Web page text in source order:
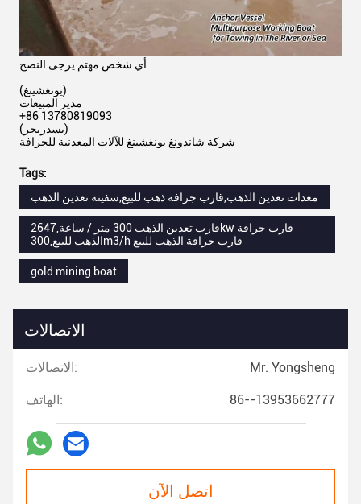
أي شخص مهتم يرجى النصح
(يونغشينغ)
مدير المبيعات
+86 13780819093
(يسدريجر)
شركة شاندونغ يونغشينغ للآلات المعدنية للجرافة
Tags:
معدات تعدين الذهب,قارب جرافة ذهب للبيع,سفينة تعدين الذهب
قارب تعدين الذهب 300 متر / ساعة,2647kw قارب جرافة
الذهب للبيع,300m3/h قارب جرافة الذهب للبيع
gold mining boat
الاتصالات
الاتصالات: Mr. Yongsheng
الهاتف: 86--13953662777
اتصل الآن